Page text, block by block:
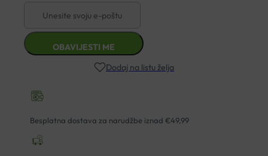
Dodaj na listu želja
Besplatna dostava za narudžbe iznad €49,99